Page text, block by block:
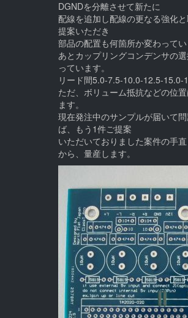
DGNDを分離させて新たに
配線を追加し配線の更なる強化
提案いただき
部品の配置も何箇所か変わってい
あとカップリングコンデンサの
っています。
リード間5.0-7.5-10.0-12.5-15.0-
ただ、ボリューム抵抗などの位
ます。
現在発注中のサンプルが届いて
ば、もう1件ご提案
いただいておりました案件の手
から、量産します。